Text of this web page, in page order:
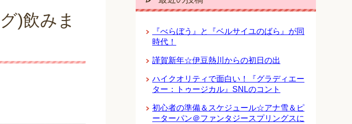
)飲みま
『べらぼう』と『ベルサイユのばら』が同
時代！
謹賀新年☆伊豆熱川からの初日の出
ハイクオリティで面白い！『グラディエー
ター：トゥージカル』SNLのコント
初心者の準備＆スケジュール☆アナ雪＆ピ
ーターパン＠ファンタジースプリングスに